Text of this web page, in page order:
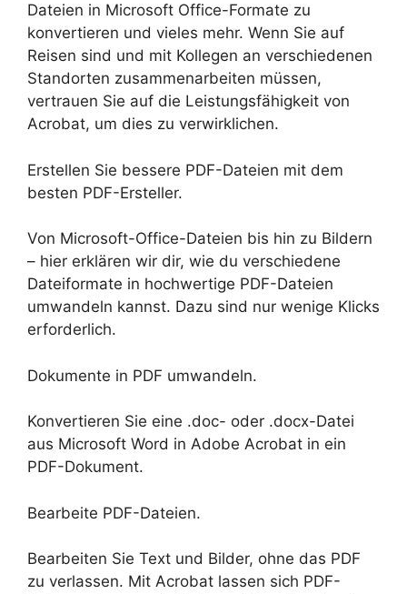
Dateien in Microsoft Office-Formate zu
konvertieren und vieles mehr. Wenn Sie auf
Reisen sind und mit Kollegen an verschiedenen
Standorten zusammenarbeiten müssen,
vertrauen Sie auf die Leistungsfähigkeit von
Acrobat, um dies zu verwirklichen.
Erstellen Sie bessere PDF-Dateien mit dem
besten PDF-Ersteller.
Von Microsoft-Office-Dateien bis hin zu Bildern
– hier erklären wir dir, wie du verschiedene
Dateiformate in hochwertige PDF-Dateien
umwandeln kannst. Dazu sind nur wenige Klicks
erforderlich.
Dokumente in PDF umwandeln.
Konvertieren Sie eine .doc- oder .docx-Datei
aus Microsoft Word in Adobe Acrobat in ein
PDF-Dokument.
Bearbeite PDF-Dateien.
Bearbeiten Sie Text und Bilder, ohne das PDF
zu verlassen. Mit Acrobat lassen sich PDF-